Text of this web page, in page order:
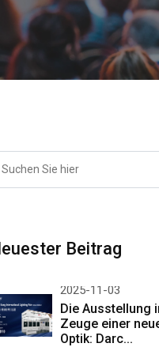
Beitrag
2025-11-03
Die Ausstellung
Zeuge einer
Optik: Darc...